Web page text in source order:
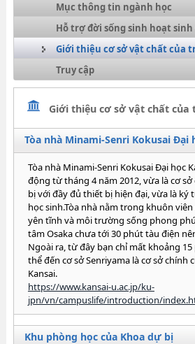
Mục thông tin ngành học
Hỗ trợ đời sống sinh hoạt sinh
Giới thiệu cơ sở vật chất của
Truy cập
Giới thiệu cơ sở vật chất của
Tòa nhà Minami-Senri Kokusai Đại
Tòa nhà Minami-Senri Kokusai Đại học
động từ tháng 4 năm 2012, vừa là cơ
bị với đầy đủ thiết bị hiện đại, vừa là ký
học sinh.Tòa nhà nằm trong khuôn
yên tĩnh và môi trường sống phong
tâm Osaka chưa tới 30 phút tàu điện
Ngoài ra, từ đây bạn chỉ mất khoảng
thể đến cơ sở Senriyama là cơ sở chính
Kansai.
https://www.kansai-u.ac.jp/ku-
jpn/vn/campuslife/introduction/
Khu phòng học của Khoa dự bị